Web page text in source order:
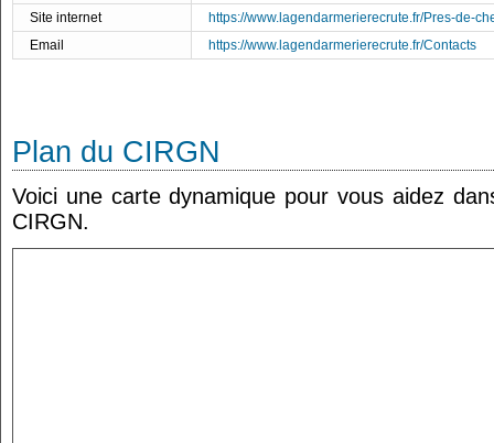
Site internet
https://www.lagendarmerierecrute.fr/Pres-de-
Email
https://www.lagendarmerierecrute.fr/Contacts
Plan du CIRGN
Voici une carte dynamique pour vous aidez
CIRGN.